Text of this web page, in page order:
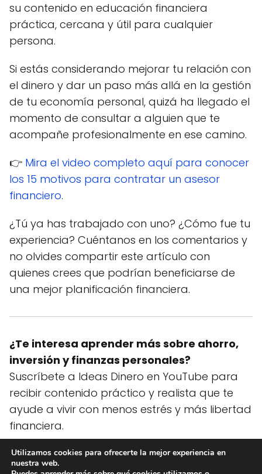
su contenido en educación financiera
práctica, cercana y útil para cualquier
persona.
Si estás considerando mejorar tu relación con
el dinero y dar un paso más allá en la gestión
de tu economía personal, quizá ha llegado el
momento de consultar a alguien que te
acompañe profesionalmente en ese camino.
👉 Mira el video completo aquí para conocer
los 15 motivos para contratar un asesor
financiero.
¿Tú ya has trabajado con uno? ¿Cómo fue tu
experiencia? Cuéntanos en los comentarios y
no olvides compartir este artículo con
quienes crees que podrían beneficiarse de
una mejor planificación financiera.
¿Te interesa aprender más sobre ahorro,
inversión y finanzas personales?
Suscríbete a Ideas Dinero en YouTube para
recibir contenido práctico y realista que te
ayude a vivir con menos estrés y más libertad
financiera.
Utilizamos cookies para ofrecerte la mejor experiencia en
nuestra web.